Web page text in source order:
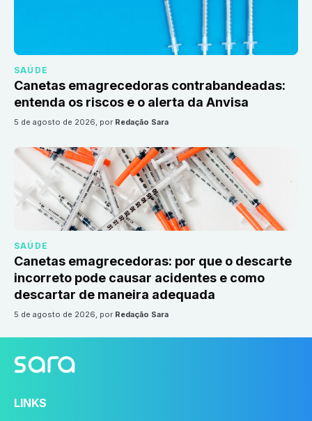
SAÚDE
Canetas emagrecedoras contrabandeadas:
entenda os riscos e o alerta da Anvisa
5 de agosto de 2026, por Redação Sara
SAÚDE
Canetas emagrecedoras: por que o descarte
incorreto pode causar acidentes e como
descartar de maneira adequada
5 de agosto de 2026, por Redação Sara
LINKS